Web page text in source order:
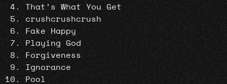
That’s What You Get
crushcrushcrush
Fake Happy
Playing God
Forgiveness
Ignorance
Pool